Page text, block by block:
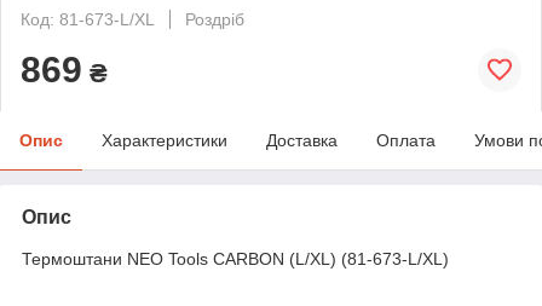
Код: 81-673-L/XL
Роздріб
869 ₴
Опис Характеристики Доставка Оплата Умови
Опис
Термоштани NEO Tools CARBON (L/XL) (81-673-L/XL)